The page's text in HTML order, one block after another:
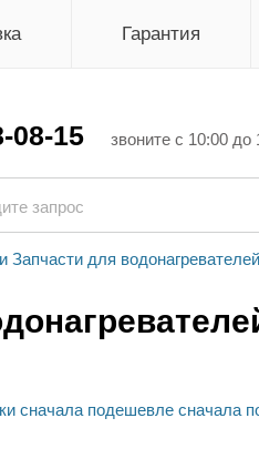
Гарантия
08-15 звоните с 10:00 до
Запчасти для водонагревателей
сначала подешевле сначала